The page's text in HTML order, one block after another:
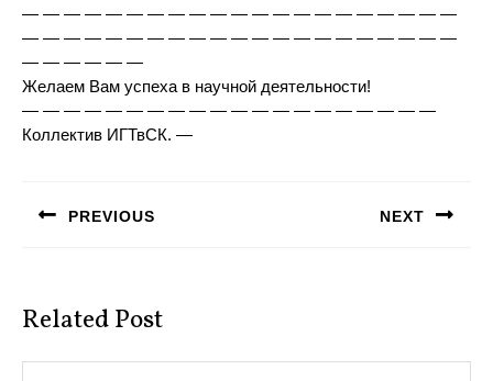
— — — — — — — — — — — — — — — — — — — — —
— — — — — — — — — — — — — — — — — — — — —
— — — — — —
Желаем Вам успеха в научной деятельности!
— — — — — — — — — — — — — — — — — — — —
Коллектив ИГТвСК. —
записям
PREVIOUS NEXT
Related Post